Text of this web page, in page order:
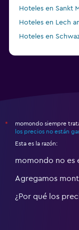
Hoteles en Sankt
Hoteles en Lech
Hoteles en
*
momondo siempre
los precios no están
Esta es la razón:
momondo no es
Agregamos
¿Por qué los